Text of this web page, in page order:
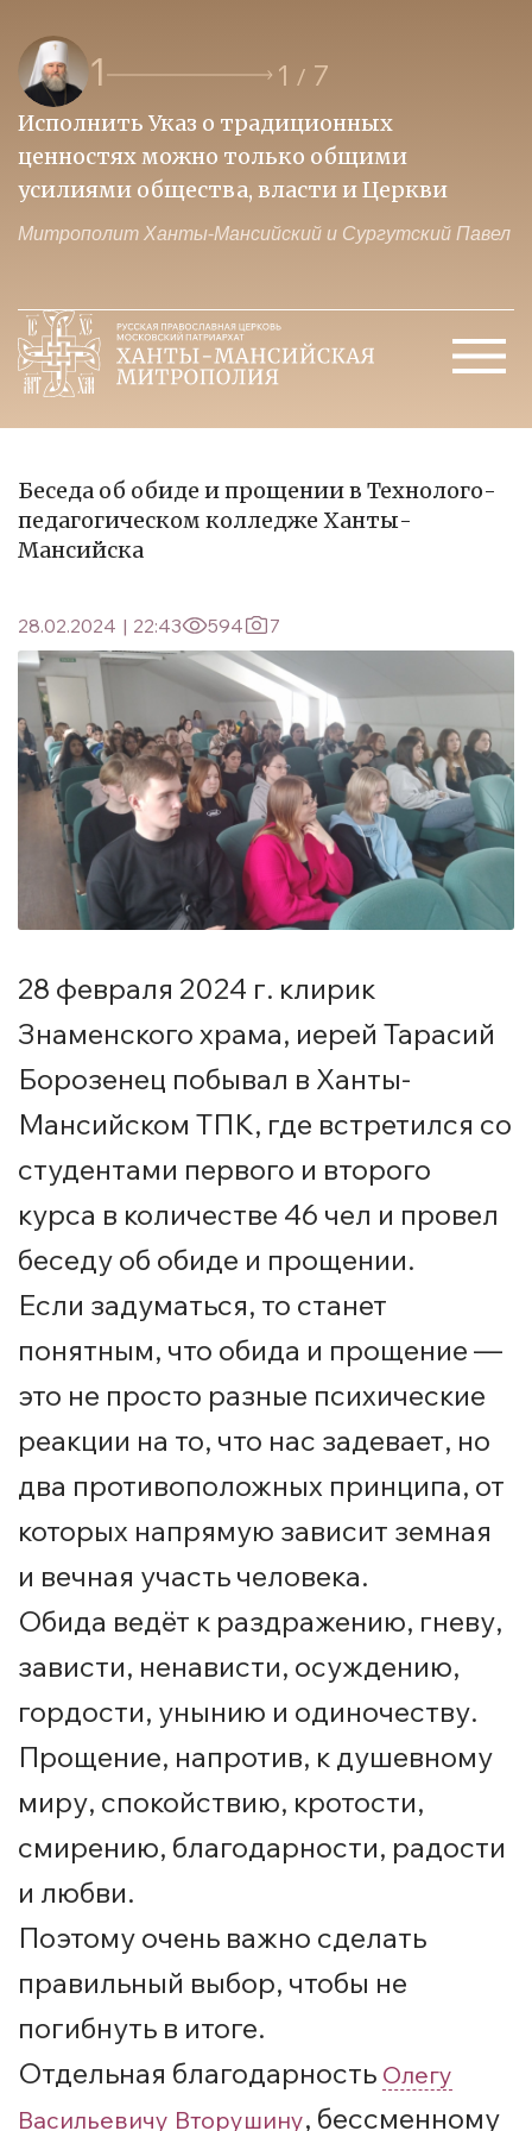
1 1 / 7
Исполнить Указ о традиционных
ценностях можно только общими
усилиями общества, власти и Церкви
Митрополит Ханты-Мансийский и Сургутский Павел
Беседа об обиде и прощении в Технолого-
педагогическом колледже Ханты-
Мансийска
28.02.2024 | 22:43 594 7
28 февраля 2024 г. клирик
Знаменского храма, иерей Тарасий
Борозенец побывал в Ханты-
Мансийском ТПК, где встретился со
студентами первого и второго
курса в количестве 46 чел и провел
беседу об обиде и прощении.
Если задуматься, то станет
понятным, что обида и прощение —
это не просто разные психические
реакции на то, что нас задевает, но
два противоположных принципа, от
которых напрямую зависит земная
и вечная участь человека.
Обида ведёт к раздражению, гневу,
зависти, ненависти, осуждению,
гордости, унынию и одиночеству.
Прощение, напротив, к душевному
миру, спокойствию, кротости,
смирению, благодарности, радости
и любви.
Поэтому очень важно сделать
правильный выбор, чтобы не
погибнуть в итоге.
Отдельная благодарность Олегу
Васильевичу Вторушину, бессменному